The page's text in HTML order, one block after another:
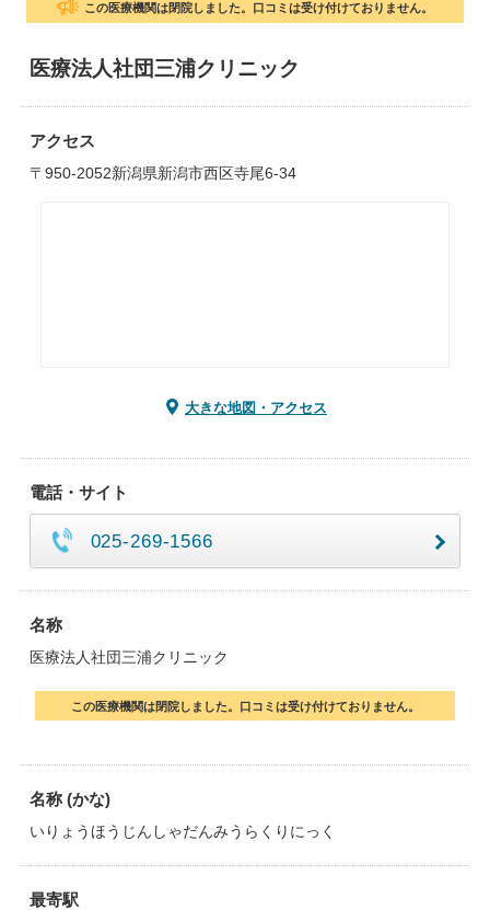
この医療機関は閉院しました。口コミは受け付けておりません。
医療法人社団三浦クリニック
アクセス
〒950-2052新潟県新潟市西区寺尾6-34
大きな地図・アクセス
電話・サイト
025-269-1566
名称
医療法人社団三浦クリニック
この医療機関は閉院しました。口コミは受け付けておりません。
名称 (かな)
いりょうほうじんしゃだんみうらくりにっく
最寄駅